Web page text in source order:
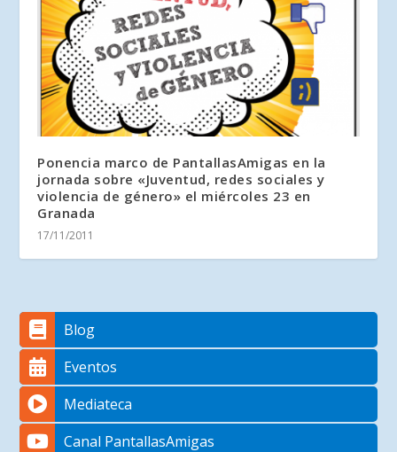
Ponencia marco de PantallasAmigas en la
jornada sobre «Juventud, redes sociales y
violencia de género» el miércoles 23 en
Granada
17/11/2011
Blog
Eventos
Mediateca
Canal PantallasAmigas